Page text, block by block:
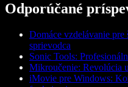
Odporúčané
Domáce vzdelávanie
sprievodca
Sonic Tools:
Mikroučenie: Revolúcia
iMovie pre Windows: